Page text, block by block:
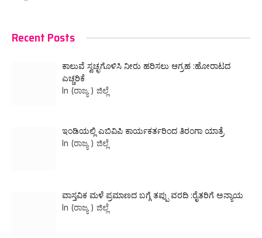
Recent Posts
ಕಾಲುವೆ ಸ್ವಚ್ಛಗೊಳಿಸಿ ನೀರು ಹರಿಸಲು ಆಗ್ರಹ :ಹೋರಾಟದ
ಎಚ್ಚರಿಕೆ
In (ರಾಜ್ಯ ) ಜಿಲ್ಲೆ
ಇಂಡಿಯಲ್ಲಿ ಎಬಿವಿಪಿ ಕಾರ್ಯಕರ್ತರಿಂದ ತಿರಂಗಾ ಯಾತ್ರೆ
In (ರಾಜ್ಯ ) ಜಿಲ್ಲೆ
ವಾಸ್ತವಿಕ ಮಳೆ ಪ್ರಮಾಣದ ಬಗ್ಗೆ ತಪ್ಪು ವರದಿ :ರೈತರಿಗೆ ಅನ್ಯಾಯ
In (ರಾಜ್ಯ ) ಜಿಲ್ಲೆ